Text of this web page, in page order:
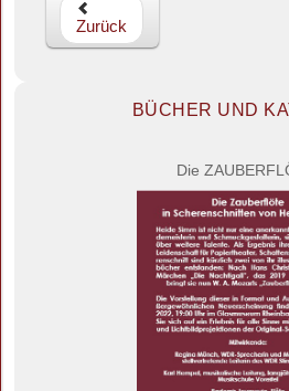
Zurück
BÜCHER UND
Die